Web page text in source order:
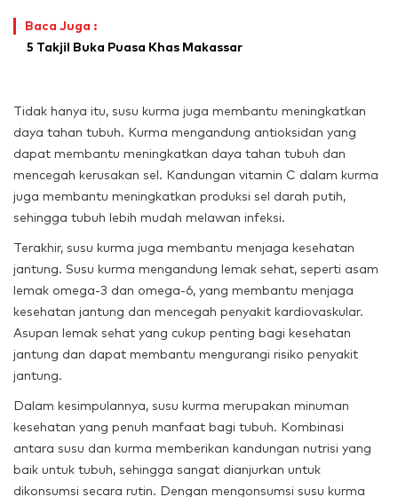
Baca Juga :
5 Takjil Buka Puasa Khas Makassar
Tidak hanya itu, susu kurma juga membantu meningkatkan
daya tahan tubuh. Kurma mengandung antioksidan yang
dapat membantu meningkatkan daya tahan tubuh dan
mencegah kerusakan sel. Kandungan vitamin C dalam kurma
juga membantu meningkatkan produksi sel darah putih,
sehingga tubuh lebih mudah melawan infeksi.
Terakhir, susu kurma juga membantu menjaga kesehatan
jantung. Susu kurma mengandung lemak sehat, seperti asam
lemak omega-3 dan omega-6, yang membantu menjaga
kesehatan jantung dan mencegah penyakit kardiovaskular.
Asupan lemak sehat yang cukup penting bagi kesehatan
jantung dan dapat membantu mengurangi risiko penyakit
jantung.
Dalam kesimpulannya, susu kurma merupakan minuman
kesehatan yang penuh manfaat bagi tubuh. Kombinasi
antara susu dan kurma memberikan kandungan nutrisi yang
baik untuk tubuh, sehingga sangat dianjurkan untuk
dikonsumsi secara rutin. Dengan mengonsumsi susu kurma